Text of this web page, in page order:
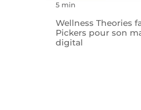
5 min
Wellness Theories
Pickers pour son
digital